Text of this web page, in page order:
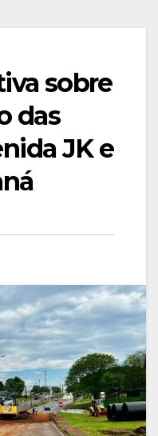
sobre
das
JK e